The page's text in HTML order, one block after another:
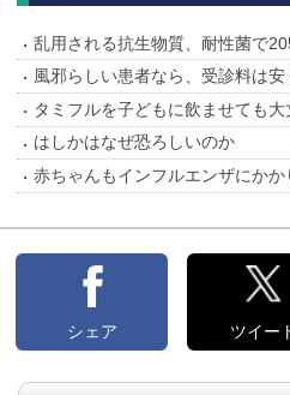
乱用される抗生物質、耐性菌で
風邪らしい患者なら、受診料は
タミフルを子どもに飲ませても大
はしかはなぜ恐ろしいのか
赤ちゃんもインフルエンザにかか
シェア ツイー